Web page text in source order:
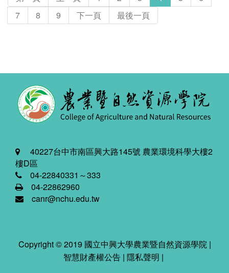
7
8 9 下一頁 最後一頁
40227台中市南區興大路145號 農業環境科學大樓2
樓D區
04-22840331～333
04-22862960
canr@nchu.edu.tw
Copyright © 2019 國立中興大學農業暨自然資源學院 |
智慧財產權公告 | 隱私聲明 |